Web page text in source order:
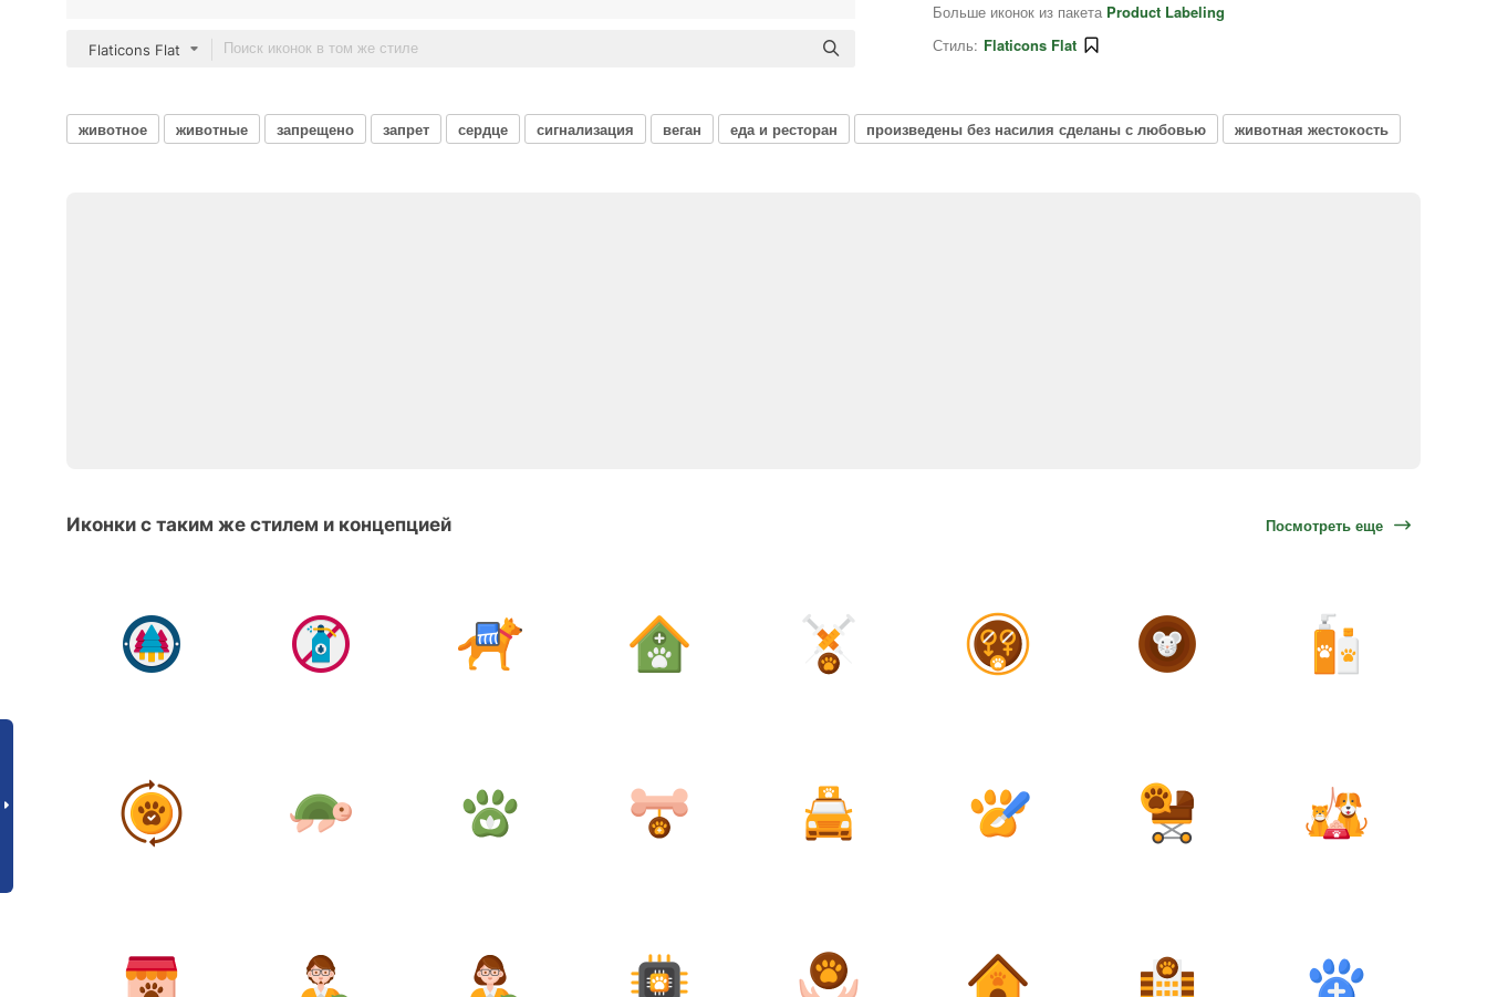
Flaticons Flat
Больше иконок из пакета Product Labeling
Стиль: Flaticons Flat
животное животные запрещено запрет сердце сигнализация веган еда и ресторан произведены без насилия сделаны с любовью животная жестокость
Иконки с таким же стилем и концепцией Посмотреть еще